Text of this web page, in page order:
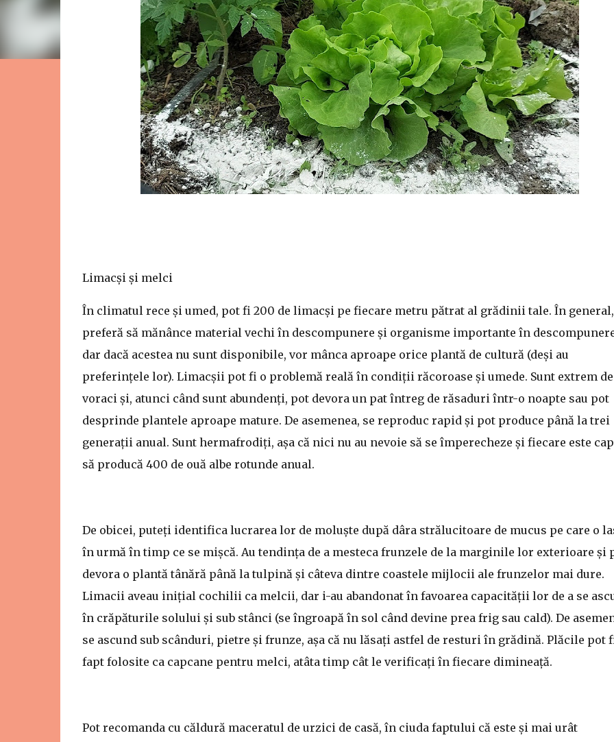
Limacși și melci
În climatul rece și umed, pot fi 200 de limacși pe fiecare metru pătrat al grădinii tale. În general,
preferă să mănânce material vechi în descompunere și organisme importante în
dar dacă acestea nu sunt disponibile, vor mânca aproape orice plantă de cultură (deși au
preferințele lor). Limacșii pot fi o problemă reală în condiții răcoroase și umede. Sunt extrem de
voraci și, atunci când sunt abundenți, pot devora un pat întreg de răsaduri într-o noapte sau pot
desprinde plantele aproape mature. De asemenea, se reproduc rapid și pot produce până la trei
generații anual. Sunt hermafrodiți, așa că nici nu au nevoie să se împerecheze și fiecare este
să producă 400 de ouă albe rotunde anual.
De obicei, puteți identifica lucrarea lor de moluște după dâra strălucitoare de mucus pe care o
în urmă în timp ce se mișcă. Au tendința de a mesteca frunzele de la marginile lor exterioare și
devora o plantă tânără până la tulpină și câteva dintre coastele mijlocii ale frunzelor mai dure.
Limacii aveau inițial cochilii ca melcii, dar i-au abandonat în favoarea capacității lor de a se
în crăpăturile solului și sub stânci (se îngroapă în sol când devine prea frig sau cald). De
se ascund sub scânduri, pietre și frunze, așa că nu lăsați astfel de resturi în grădină. Plăcile pot
fapt folosite ca capcane pentru melci, atâta timp cât le verificați în fiecare dimineață.
Pot recomanda cu căldură maceratul de urzici de casă, în ciuda faptului că este și mai urât